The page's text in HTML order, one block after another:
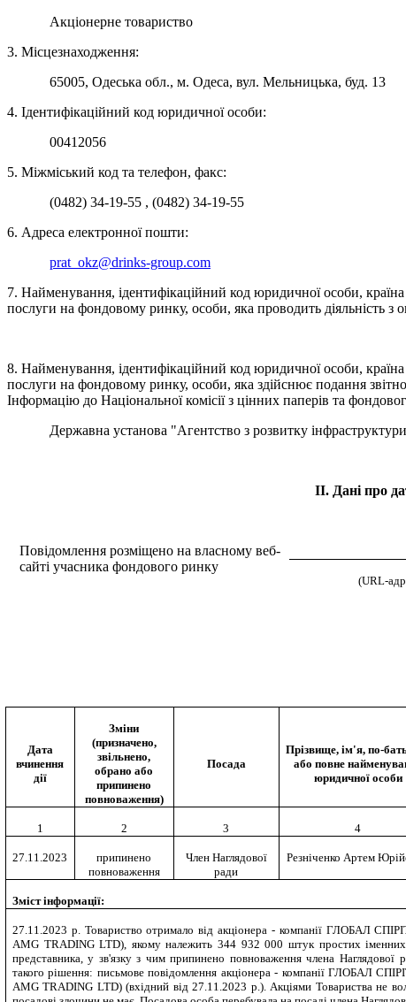
Акціонерне товариство
3. Місцезнаходження:
65005, Одеська обл., м. Одеса, вул. Мельницька, буд. 13
4. Ідентифікаційний код юридичної особи:
00412056
5. Міжміський код та телефон, факс:
(0482) 34-19-55 , (0482) 34-19-55
6. Адреса електронної пошти:
prat_okz@drinks-group.com
7. Найменування, ідентифікаційний код юридичної особи,
послуги на фондовому ринку, особи, яка проводить діяльність з
8. Найменування, ідентифікаційний код юридичної особи,
послуги на фондовому ринку, особи, яка здійснює подання
Інформацію до Національної комісії з цінних паперів та
Державна установа "Агентство з розвитку
ІІ. Дані про
Повідомлення розміщено на власному веб-
сайті учасника фондового ринку
(URL-
Дата
вчинення
дії
Зміни
(призначено,
звільнено,
обрано або
припинено
повноваження)
Посада
Прізвище, ім'я, по-
або повне
юридичної особи
1 2 3 4
27.11.2023
припинено
повноваження
Член Наглядової
ради
Резніченко Артем
Зміст інформації:
27.11.2023 р. Товариство отримало від акціонера - компанії ГЛОБАЛ
AMG TRADING LTD), якому належить 344 932 000 штук простих іменних
представника, у зв'язку з чим припинено повноваження члена Наглядової
такого рішення: письмове повідомлення акціонера - компанії ГЛОБАЛ
AMG TRADING LTD) (вхідний від 27.11.2023 р.). Акціями Товариства не